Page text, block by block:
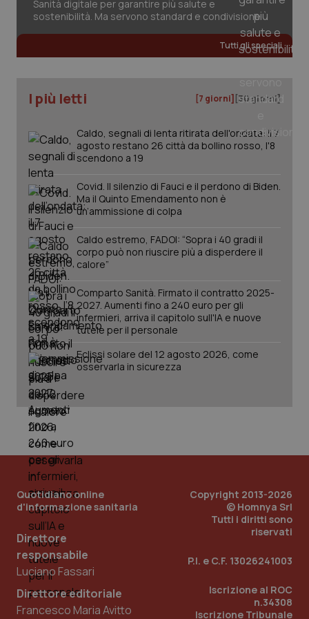
Sanità digitale per garantire più salute e
sostenibilità. Ma servono standard e condivisione
Tutti gli speciali
I più letti [7 giorni] [30 giorni]
Caldo, segnali di lenta ritirata dell'ondata: il 7
agosto restano 26 città da bollino rosso, l'8
scendono a 19
Covid. Il silenzio di Fauci e il perdono di Biden.
Ma il Quinto Emendamento non è
un’ammissione di colpa
Caldo estremo, FADOI: “Sopra i 40 gradi il
corpo può non riuscire più a disperdere il
calore”
Comparto Sanità. Firmato il contratto 2025-
2027. Aumenti fino a 240 euro per gli
infermieri, arriva il capitolo sull'IA e nuove
tutele per il personale
Eclissi solare del 12 agosto 2026, come
osservarla in sicurezza
Quotidiano online
d'informazione sanitaria
Direttore
responsabile
Luciano Fassari
Direttore editoriale
Francesco Maria Avitto
Copyright 2013-2026
© Homnya Srl
Tutti i diritti sono
riservati
P.I. e C.F. 13026241003
Iscrizione al ROC
n.34308
Iscrizione Tribunale
CookieScript
www.quotidianosanita.it
5
tracking-sites-ironfish-
tracking-enable
tracking-sites-ironfish-
session-id
www.quotidianosanita.it
_ga